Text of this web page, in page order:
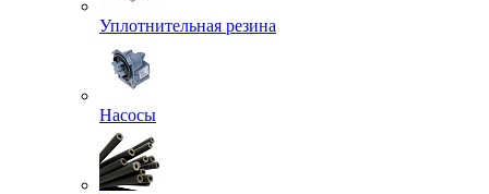
Уплотнительная резина
Насосы